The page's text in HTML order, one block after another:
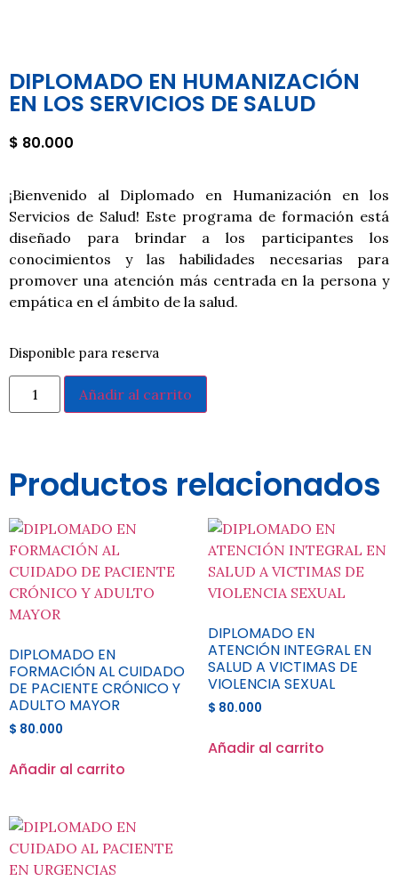
DIPLOMADO EN HUMANIZACIÓN
EN LOS SERVICIOS DE SALUD
$ 80.000
¡Bienvenido al Diplomado en Humanización en los
Servicios de Salud! Este programa de formación está
diseñado para brindar a los participantes los
conocimientos y las habilidades necesarias para
promover una atención más centrada en la persona y
empática en el ámbito de la salud.
Disponible para reserva
Añadir al carrito
Productos relacionados
DIPLOMADO EN
FORMACIÓN AL CUIDADO
DE PACIENTE CRÓNICO Y
ADULTO MAYOR
$ 80.000
Añadir al carrito
DIPLOMADO EN
ATENCIÓN INTEGRAL EN
SALUD A VICTIMAS DE
VIOLENCIA SEXUAL
$ 80.000
Añadir al carrito